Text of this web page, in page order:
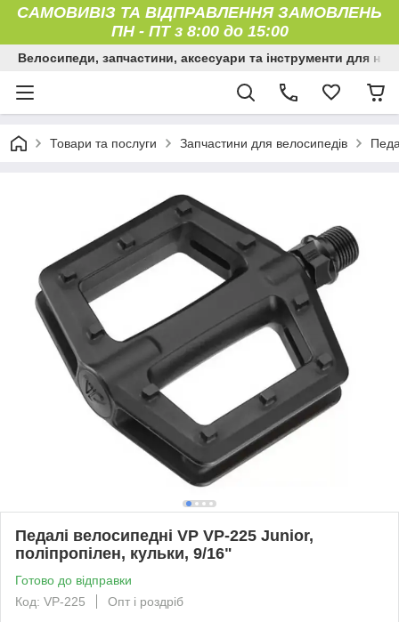
САМОВИВІЗ ТА ВІДПРАВЛЕННЯ ЗАМОВЛЕНЬ
ПН - ПТ з 8:00 до 15:00
Велосипеди, запчастини, аксесуари та інструменти для них
Товари та послуги Запчастини для велосипедів
Педалі велосипедні VP VP-225 Junior,
поліпропілен, кульки, 9/16"
Готово до відправки
Код: VP-225
Опт і роздріб